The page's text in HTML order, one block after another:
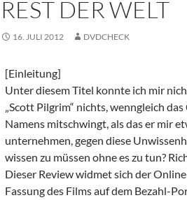
REST DER WELT
16. JULI 2012 DVDCHECK
[Einleitung]
Unter diesem Titel konnte ich mir
„Scott Pilgrim“ nichts, wenngleich
Namens mitschwingt, als das er mir
unternehmen, gegen diese
wissen zu müssen ohne es zu tun?
Dieser Review widmet sich der
Fassung des Films auf dem Bezahl-